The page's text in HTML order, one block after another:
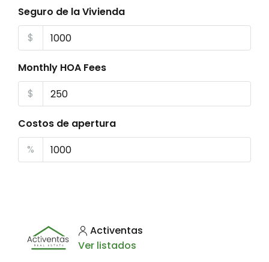
Seguro de la Vivienda
$
Monthly HOA Fees
$
Costos de apertura
%
Activentas
Ver listados